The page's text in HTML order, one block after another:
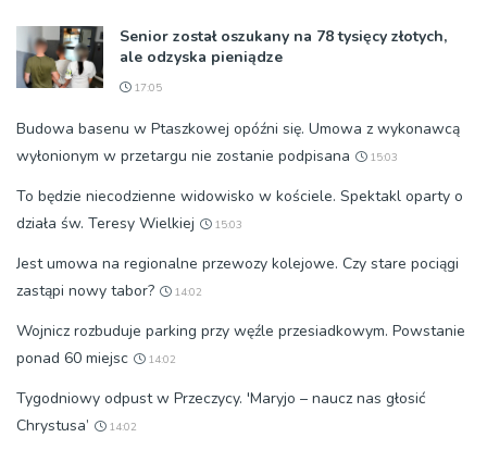
Senior został oszukany na 78 tysięcy złotych,
ale odzyska pieniądze
17:05
Budowa basenu w Ptaszkowej opóźni się. Umowa z wykonawcą
wyłonionym w przetargu nie zostanie podpisana
15:03
To będzie niecodzienne widowisko w kościele. Spektakl oparty o
działa św. Teresy Wielkiej
15:03
Jest umowa na regionalne przewozy kolejowe. Czy stare pociągi
zastąpi nowy tabor?
14:02
Wojnicz rozbuduje parking przy węźle przesiadkowym. Powstanie
ponad 60 miejsc
14:02
Tygodniowy odpust w Przeczycy. 'Maryjo – naucz nas głosić
Chrystusa’
14:02